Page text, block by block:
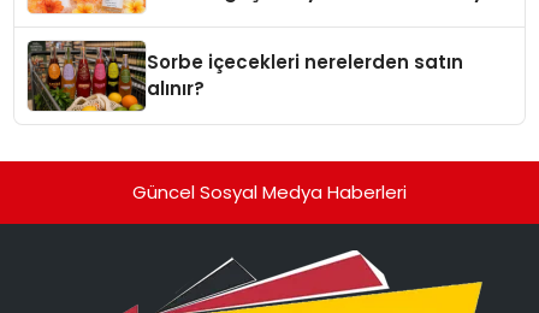
Sorbe içecekleri nerelerden satın
alınır?
Güncel Sosyal Medya Haberleri